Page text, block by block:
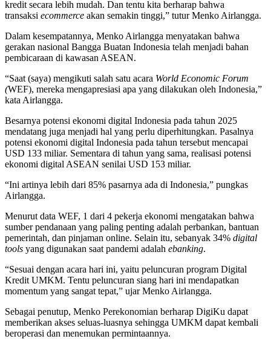
kredit secara lebih mudah. Dan tentu kita berharap bahwa
transaksi ecommerce akan semakin tinggi,” tutur Menko Airlangga.
Dalam kesempatannya, Menko Airlangga menyatakan bahwa
gerakan nasional Bangga Buatan Indonesia telah menjadi bahan
pembicaraan di kawasan ASEAN.
“Saat (saya) mengikuti salah satu acara World Economic Forum
(WEF), mereka mengapresiasi apa yang dilakukan oleh Indonesia,”
kata Airlangga.
Besarnya potensi ekonomi digital Indonesia pada tahun 2025
mendatang juga menjadi hal yang perlu diperhitungkan. Pasalnya
potensi ekonomi digital Indonesia pada tahun tersebut mencapai
USD 133 miliar. Sementara di tahun yang sama, realisasi potensi
ekonomi digital ASEAN senilai USD 153 miliar.
“Ini artinya lebih dari 85% pasarnya ada di Indonesia,” pungkas
Airlangga.
Menurut data WEF, 1 dari 4 pekerja ekonomi mengatakan bahwa
sumber pendanaan yang paling penting adalah perbankan, bantuan
pemerintah, dan pinjaman online. Selain itu, sebanyak 34% digital
tools yang digunakan saat pandemi adalah ebanking.
“Sesuai dengan acara hari ini, yaitu peluncuran program Digital
Kredit UMKM. Tentu peluncuran siang hari ini mendapatkan
momentum yang sangat tepat,” ujar Menko Airlangga.
Sebagai penutup, Menko Perekonomian berharap DigiKu dapat
memberikan akses seluas-luasnya sehingga UMKM dapat kembali
beroperasi dan menemukan permintaannya.